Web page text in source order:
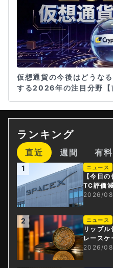
仮想通貨の今後はどうな
する2026年の注目分野【
ランキング
直近 週間 有料
1 ニュース
【今日
TC評価
円相当の
2026/
2 ニュース
リップ
レースケ
ドル減
2026/